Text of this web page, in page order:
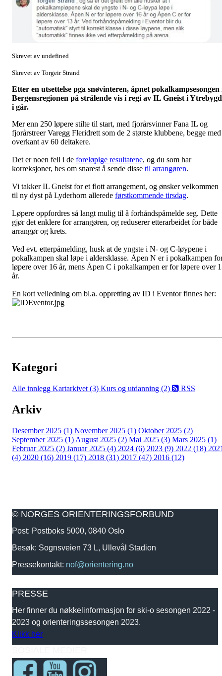
Skrevet av undefined
Skrevet av Torgeir Strand
Etter en utsettelse pga snøvinteren, åpnet pokalkampsesongen
Bergensregionen på strålende vis i regi av IL Gneist i
i går.
Mer enn 250 løpere stilte til start, med fjorårsvinner Fana IL og
fjorårstreer Varegg Fleridrett som de 2 største klubbene, begge
overkant av 60 deltakere.
Det er noen feil i de foreløpige resultatene, og du som har
korreksjoner, bes om snarest å sende disse til arrangøren.
Vi takker IL Gneist for et flott arrangement, og ønsker velkommen
til ny dyst på Lyderhorn allerede førstkommende tirsdag.
Løpere oppfordres så langt mulig til å forhåndspåmelde seg. Dette
gjør det enklere for arrangøren, og reduserer etterarbeidet for både
arrangør og krets.
Ved evt. etterpåmelding, husk at de yngste i N- og C-løypene i
pokalkampen skal løpe i aldersklasse. Åpen N er i pokalkampen
løpere over 16 år, mens Åpen C i pokalkampen er for løpere over
år.
En kort veiledning om bl.a. oppretting av ID i Eventor finnes her:
Kategori
Alle innlegg Kartarkivet (3) Kurs og utdanning (2) RSS
Arkiv
Desember 2025 (1) November 2025 (1) Oktober 2025 (2)
September 2025 (1) August 2025 (2) Mai 2025 (3) Mars 2025 (1)
Februar 2025 (2) Januar 2025 (4) 2024 (6) 2023 (9) 2022 (18)
(4) 2020 (16) 2019 (17) 2018 (31) 2017 (47) 2016 (12)
© NORGES ORIENTERINGSFORBUND
Post: Postboks 5000, 0840 Oslo
Besøk: Sognsveien 73 L, Ullevål Stadion
Pressekontakt: nof@orientering.no
PRESSE
Her finner du nøkkelinformasjon for ski-o sesongen 2022 -
2023 og orienteringssesongen 2023.
Klikk her